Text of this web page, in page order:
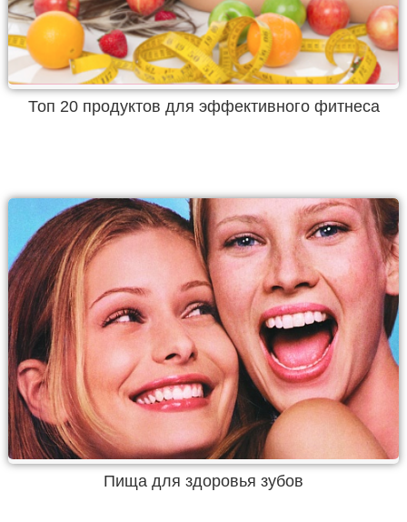
Топ 20 продуктов для эффективного фитнеса
Пища для здоровья зубов